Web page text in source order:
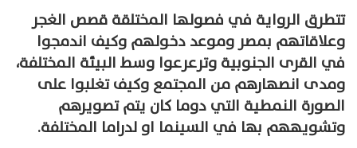
تتطرق الرواية في فصولها المختلقة قصص الغجر
وعلاقاتهم بمصر وموعد دخولهم وكيف اندمجوا
في القرى الجنوبية وترعرعوا وسط البيئة المختلفة،
ومدى انصهارهم من المجتمع وكيف تغلبوا على
الصورة النمطية التي دوما كان يتم تصويرهم
وتشويههم بها في السينما او لدراما المختلفة.